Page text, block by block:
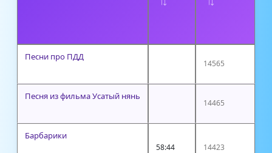
Песни про ПДД
14565
Песня из фильма Усатый нянь
14465
Барбарики
58:44 14423